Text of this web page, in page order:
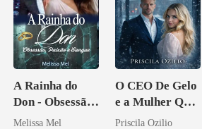
A Rainha do
Don - Obsessão,
Paixão e Sangue
Melissa Mel
O CEO De Gelo
e a Mulher Que
Ele Jurou Odiar
Priscila Ozilio